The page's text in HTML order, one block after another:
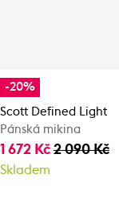
-20%
Scott Defined Light
Pánská mikina
1 672 Kč 2 090 Kč
Skladem